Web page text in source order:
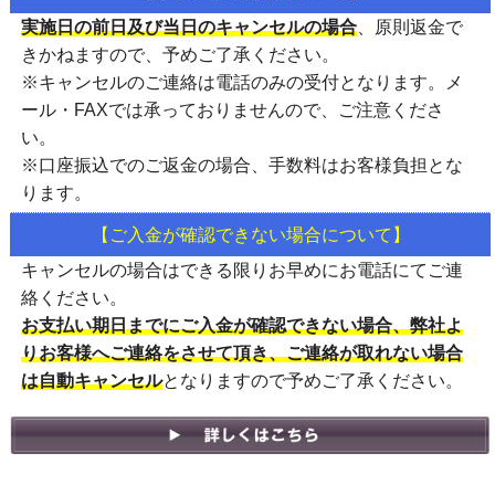
実施日の前日及び当日のキャンセルの場合
原則返金で
きかねますので、予めご了承ください。
※キャンセルのご連絡は電話のみの受付となります。メ
ール・FAXでは承っておりませんので、ご注意くださ
い。
※口座振込でのご返金の場合、手数料はお客様負担とな
ります。
【ご入金が確認できない場合について】
キャンセルの場合はできる限りお早めにお電話にてご連
絡ください。
お支払い期日までにご入金が確認できない場合、弊社よ
りお客様へご連絡をさせて頂き、ご連絡が取れない場合
は自動キャンセルとなりますので予めご了承ください。